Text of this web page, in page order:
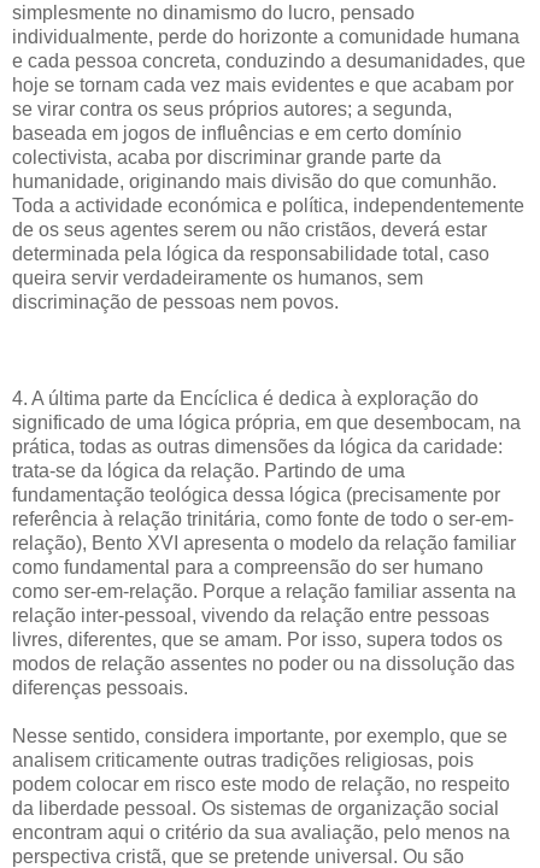
simplesmente no dinamismo do lucro, pensado
individualmente, perde do horizonte a comunidade humana
e cada pessoa concreta, conduzindo a desumanidades, que
hoje se tornam cada vez mais evidentes e que acabam por
se virar contra os seus próprios autores; a segunda,
baseada em jogos de influências e em certo domínio
colectivista, acaba por discriminar grande parte da
humanidade, originando mais divisão do que comunhão.
Toda a actividade económica e política, independentemente
de os seus agentes serem ou não cristãos, deverá estar
determinada pela lógica da responsabilidade total, caso
queira servir verdadeiramente os humanos, sem
discriminação de pessoas nem povos.
4. A última parte da Encíclica é dedica à exploração do
significado de uma lógica própria, em que desembocam, na
prática, todas as outras dimensões da lógica da caridade:
trata-se da lógica da relação. Partindo de uma
fundamentação teológica dessa lógica (precisamente por
referência à relação trinitária, como fonte de todo o ser-em-
relação), Bento XVI apresenta o modelo da relação familiar
como fundamental para a compreensão do ser humano
como ser-em-relação. Porque a relação familiar assenta na
relação inter-pessoal, vivendo da relação entre pessoas
livres, diferentes, que se amam. Por isso, supera todos os
modos de relação assentes no poder ou na dissolução das
diferenças pessoais.
Nesse sentido, considera importante, por exemplo, que se
analisem criticamente outras tradições religiosas, pois
podem colocar em risco este modo de relação, no respeito
da liberdade pessoal. Os sistemas de organização social
encontram aqui o critério da sua avaliação, pelo menos na
perspectiva cristã, que se pretende universal. Ou são